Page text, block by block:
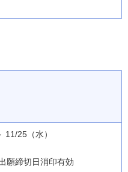
11/25（水）
願締切日消印有効